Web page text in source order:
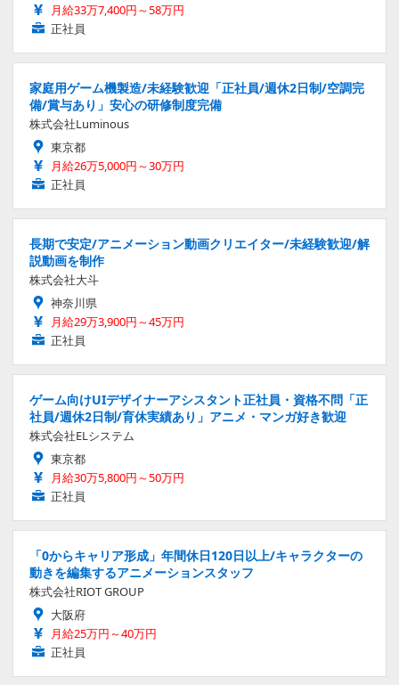
月給33万7,400円～58万円
正社員
家庭用ゲーム機製造/未経験歓迎「正社員/週休2日制/空調完
備/賞与あり」安心の研修制度完備
株式会社Luminous
東京都
月給26万5,000円～30万円
正社員
長期で安定/アニメーション動画クリエイター/未経験歓迎/解
説動画を制作
株式会社大斗
神奈川県
月給29万3,900円～45万円
正社員
ゲーム向けUIデザイナーアシスタント正社員・資格不問「正
社員/週休2日制/育休実績あり」アニメ・マンガ好き歓迎
株式会社ELシステム
東京都
月給30万5,800円～50万円
正社員
「0からキャリア形成」年間休日120日以上/キャラクターの
動きを編集するアニメーションスタッフ
株式会社RIOT GROUP
大阪府
月給25万円～40万円
正社員